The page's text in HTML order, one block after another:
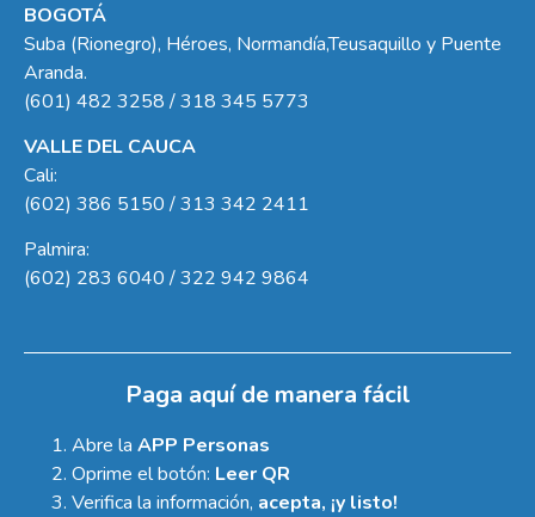
BOGOTÁ
Suba (Rionegro), Héroes, Normandía,Teusaquillo y Puente
Aranda.
(601) 482 3258 / 318 345 5773
VALLE DEL CAUCA
Cali:
(602) 386 5150 / 313 342 2411
Palmira:
(602) 283 6040 / 322 942 9864
Paga aquí de manera fácil
Abre la APP Personas
Oprime el botón: Leer QR
Verifica la información, acepta, ¡y listo!